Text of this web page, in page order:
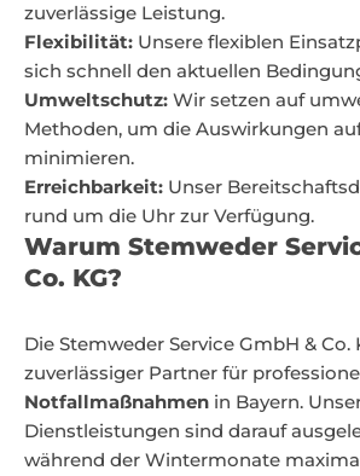
zuverlässige Leistung.
Flexibilität: Unsere flexiblen
sich schnell den aktuellen
Umweltschutz: Wir setzen auf
Methoden, um die Auswirkungen
minimieren.
Erreichbarkeit: Unser
rund um die Uhr zur Verfügung.
Warum Stemweder
Co. KG?
Die Stemweder Service GmbH & Co.
zuverlässiger Partner für
Notfallmaßnahmen in Bayern.
Dienstleistungen sind darauf
während der Wintermonate